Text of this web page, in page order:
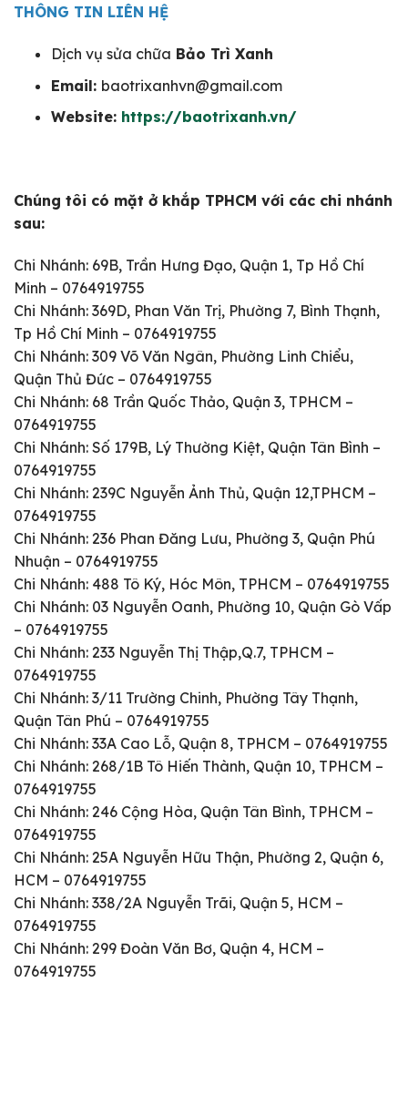
THÔNG TIN LIÊN HỆ
Dịch vụ sửa chữa Bảo Trì Xanh
Email: baotrixanhvn@gmail.com
Website: https://baotrixanh.vn/
Chúng tôi có mặt ở khắp TPHCM với các chi nhánh
sau:
Chi Nhánh: 69B, Trần Hưng Đạo, Quận 1, Tp Hồ Chí
Minh – 0764919755
Chi Nhánh: 369D, Phan Văn Trị, Phường 7, Bình Thạnh,
Tp Hồ Chí Minh – 0764919755
Chi Nhánh: 309 Võ Văn Ngân, Phường Linh Chiểu,
Quận Thủ Đức – 0764919755
Chi Nhánh: 68 Trần Quốc Thảo, Quận 3, TPHCM –
0764919755
Chi Nhánh: Số 179B, Lý Thường Kiệt, Quận Tân Bình –
0764919755
Chi Nhánh: 239C Nguyễn Ảnh Thủ, Quận 12,TPHCM –
0764919755
Chi Nhánh: 236 Phan Đăng Lưu, Phường 3, Quận Phú
Nhuận – 0764919755
Chi Nhánh: 488 Tô Ký, Hóc Môn, TPHCM – 0764919755
Chi Nhánh: 03 Nguyễn Oanh, Phường 10, Quận Gò Vấp
– 0764919755
Chi Nhánh: 233 Nguyễn Thị Thập,Q.7, TPHCM –
0764919755
Chi Nhánh: 3/11 Trường Chinh, Phường Tây Thạnh,
Quận Tân Phú – 0764919755
Chi Nhánh: 33A Cao Lỗ, Quận 8, TPHCM – 0764919755
Chi Nhánh: 268/1B Tô Hiến Thành, Quận 10, TPHCM –
0764919755
Chi Nhánh: 246 Cộng Hòa, Quận Tân Bình, TPHCM –
0764919755
Chi Nhánh: 25A Nguyễn Hữu Thận, Phường 2, Quận 6,
HCM – 0764919755
Chi Nhánh: 338/2A Nguyễn Trãi, Quận 5, HCM –
0764919755
Chi Nhánh: 299 Đoàn Văn Bơ, Quận 4, HCM –
0764919755